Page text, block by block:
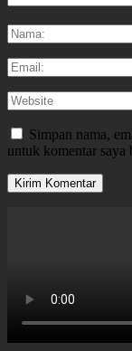
Simpan nama,
untuk komentar saya